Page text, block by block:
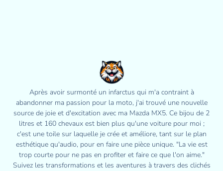
Après avoir surmonté un infarctus qui m'a contraint à
abandonner ma passion pour la moto, j'ai trouvé une nouvelle
source de joie et d'excitation avec ma Mazda MX5. Ce bijou de 2
litres et 160 chevaux est bien plus qu'une voiture pour moi ;
c'est une toile sur laquelle je crée et améliore, tant sur le plan
esthétique qu'audio, pour en faire une pièce unique. "La vie est
trop courte pour ne pas en profiter et faire ce que l'on aime."
Suivez les transformations et les aventures à travers des clichés